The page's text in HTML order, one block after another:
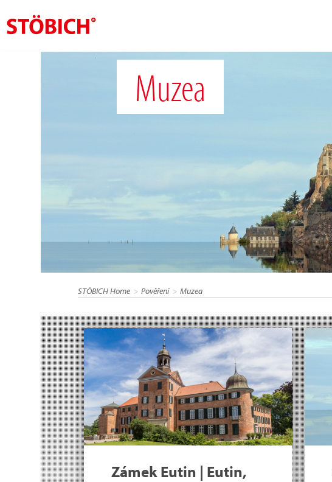
Kontakt
Muzea
STÖBICH Home Pověření Muzea
Zámek Eutin | Eutin,